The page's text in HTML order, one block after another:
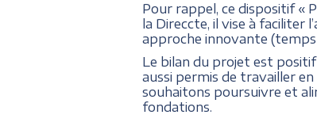
Pour rappel, ce dispositif «
la Direccte, il vise à faciliter
approche innovante (temps
Le bilan du projet est positif
aussi permis de travailler
souhaitons poursuivre et
fondations.